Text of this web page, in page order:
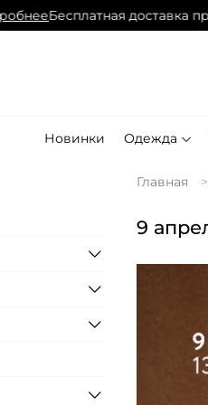
Бесплатная доставка при
Новинки Одежда
Главная
9